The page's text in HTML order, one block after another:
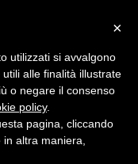
community #1 in
×
utilizzati si avvalgono
alle finalità illustrate
o negare il consenso
policy.
pagina, cliccando
altra maniera,